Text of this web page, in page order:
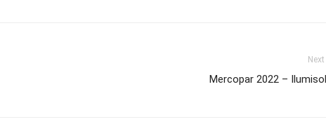
Mercopar 2022 –